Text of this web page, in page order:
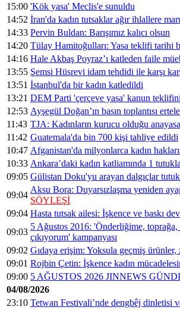
15:00 'Kök yasa' Meclis'e sunuldu
14:52 İran'da kadın tutsaklar ağır ihlallere
14:33 Pervin Buldan: Barışımız kalıcı olsun
14:20 Tülay Hamitoğulları: Yasa teklifi tarihi
14:16 Hale Akbaş Poyraz’ı katleden faile
13:55 Şemsi Hüsrevi idam tehdidi ile karşı
13:51 İstanbul'da bir kadın katledildi
13:21 DEM Parti 'çerçeve yasa' kanun
12:53 Ayşegül Doğan’ın basın toplantısı
11:43 TJA: Kadınların kurucu olduğu
11:42 Guatemala'da bin 700 kişi tahliye edildi
10:47 Afganistan'da milyonlarca kadın
10:33 Ankara’daki kadın katliamında 1
09:05 Gülistan Doku'yu arayan dalgıçlar
09:04
Aksu Bora: Duyarsızlaşma yeniden
SÖYLEŞİ
09:04 Hasta tutsak ailesi: İşkence ve baskı
09:03
5 Ağustos 2016: 'Önderliğime,
çıkıyorum' kampanyası
09:02 Gıdaya erişim: Yoksula geçmiş ürünler,
09:01 Rojbin Çetin: İşkence kadın
09:00 5 AĞUSTOS 2026 JINNEWS
04/08/2026
23:10 Tetwan Festivali’nde dengbêj dinletisi